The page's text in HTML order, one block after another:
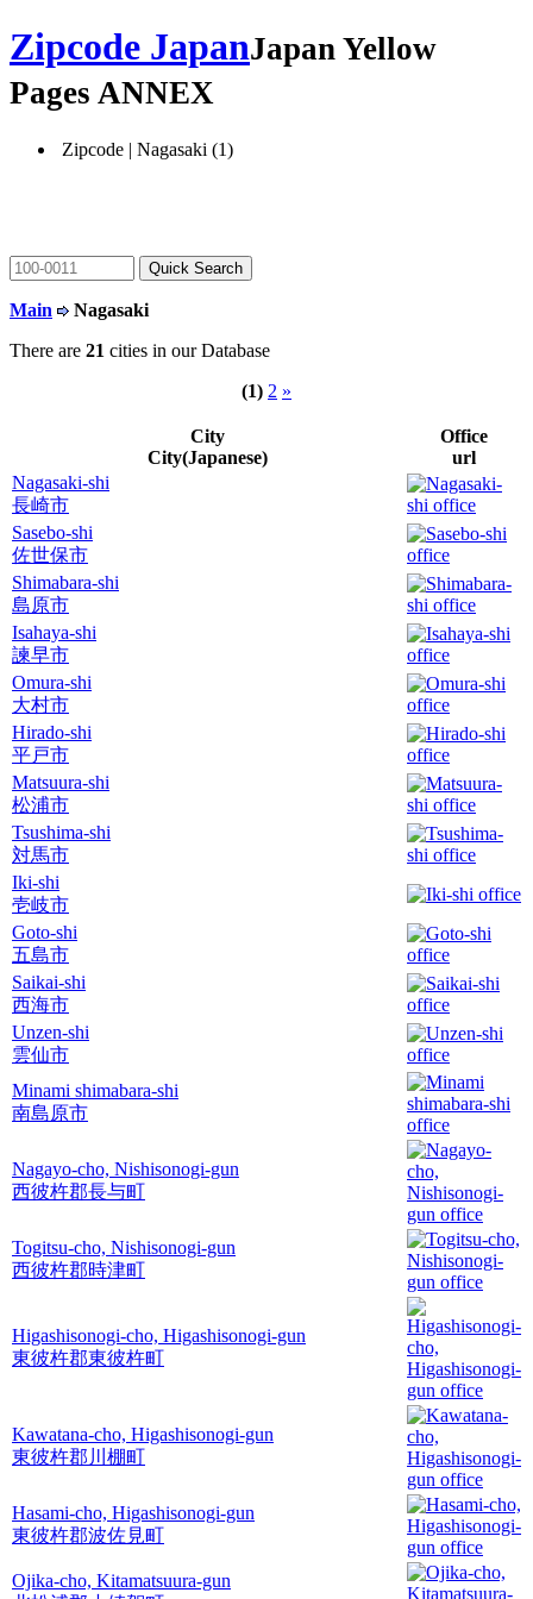
Zipcode JapanJapan Yellow
Pages ANNEX
Zipcode | Nagasaki (1)
Main
Nagasaki
There are 21 cities in our Database
(1) 2 »
City
City(Japanese)
Office
url
Nagasaki-shi
長崎市
Sasebo-shi
佐世保市
Shimabara-shi
島原市
Isahaya-shi
諫早市
Omura-shi
大村市
Hirado-shi
平戸市
Matsuura-shi
松浦市
Tsushima-shi
対馬市
Iki-shi
壱岐市
Goto-shi
五島市
Saikai-shi
西海市
Unzen-shi
雲仙市
Minami shimabara-shi
南島原市
Nagayo-cho, Nishisonogi-gun
西彼杵郡長与町
Togitsu-cho, Nishisonogi-gun
西彼杵郡時津町
Higashisonogi-cho, Higashisonogi-gun
東彼杵郡東彼杵町
Kawatana-cho, Higashisonogi-gun
東彼杵郡川棚町
Hasami-cho, Higashisonogi-gun
東彼杵郡波佐見町
Ojika-cho, Kitamatsuura-gun